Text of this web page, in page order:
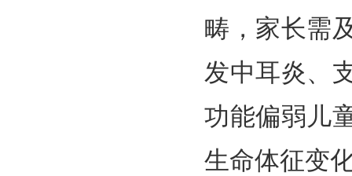
畴，家长需
发中耳炎、
功能偏弱儿
生命体征变